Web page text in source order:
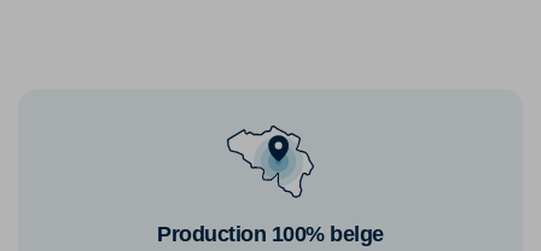
Production 100% belge